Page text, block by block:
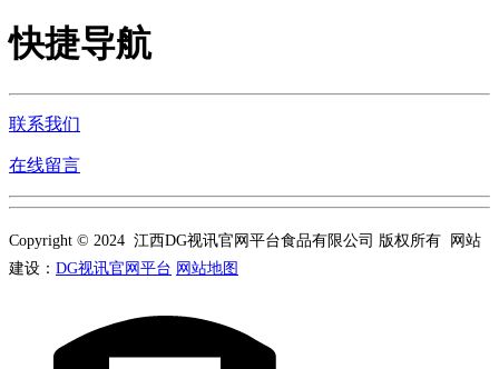
快捷导航
联系我们
在线留言
Copyright © 2024 江西DG视讯官网平台食品有限公司 版权所有 网站
建设： DG视讯官网平台 网站地图